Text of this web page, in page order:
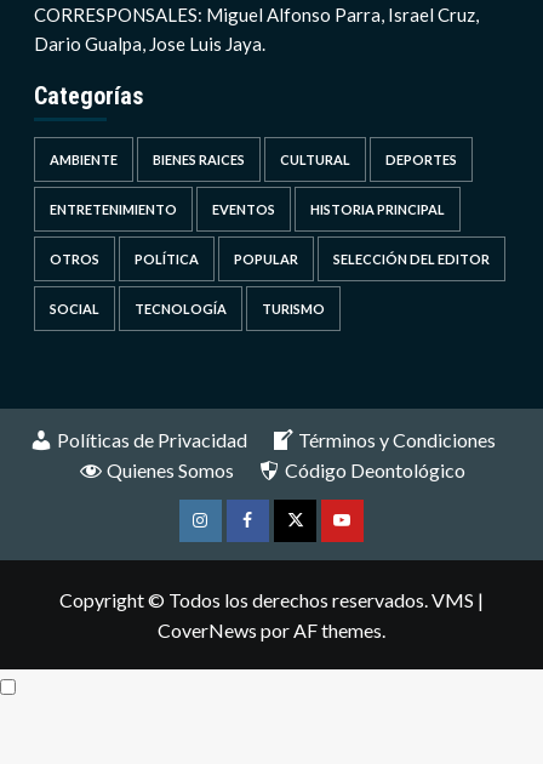
CORRESPONSALES: Miguel Alfonso Parra, Israel Cruz,
Dario Gualpa, Jose Luis Jaya.
Categorías
AMBIENTE BIENES RAICES CULTURAL DEPORTES
ENTRETENIMIENTO EVENTOS HISTORIA PRINCIPAL
OTROS POLÍTICA POPULAR SELECCIÓN DEL EDITOR
SOCIAL TECNOLOGÍA TURISMO
Políticas de Privacidad
Términos y Condiciones
Quienes Somos
Código Deontológico
InstagramFacebookTwitterYoutube
Copyright © Todos los derechos reservados. VMS |
CoverNews por AF themes.